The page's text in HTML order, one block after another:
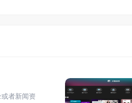
者新闻资